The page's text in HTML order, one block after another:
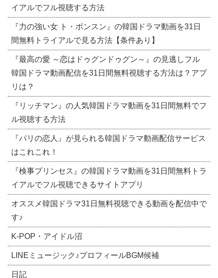
イアルでフル視聴する方法
『力の強い女 ト・ボンスン』の韓国ドラマ動画を31日
間無料トライアルで見る方法【条件あり】
『最高の愛 ～恋はドゥグンドゥグン～』の見逃しフル
韓国ドラマ動画配信を31日間無料視聴する方法は？アプ
リは？
『リッチマン』の人気韓国ドラマ動画を31日間無料でフ
ル視聴する方法
『パリの恋人』が見られる韓国ドラマ動画配信サービス
はこれこれ！
『検事プリンセス』の韓国ドラマ動画を31日間無料トラ
イアルでフル視聴できるサイトアプリ
オススメ韓国ドラマ31日無料視聴できる動画を配信中で
す♪
​K-POP・アイドル沼
LINEミュージック♪プロフィールBGM候補
日記